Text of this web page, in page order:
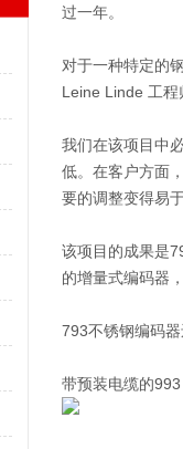
过一年。
对于一种特定的
Leine Linde 工
我们在该项目中
低。在客户方面
要的调整变得易
该项目的成果是
的增量式编码器
793不锈钢编码
带预装电缆的